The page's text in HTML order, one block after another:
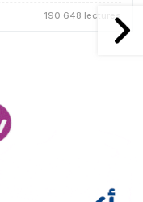
190 648 lectures